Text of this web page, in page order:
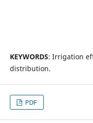
KEYWORDS: Irrigation
distribution.
PDF